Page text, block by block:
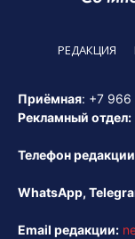
РЕДАКЦИЯ
Приёмная: +7
Рекламный отдел:
Телефон
WhatsApp,
Email редакции: